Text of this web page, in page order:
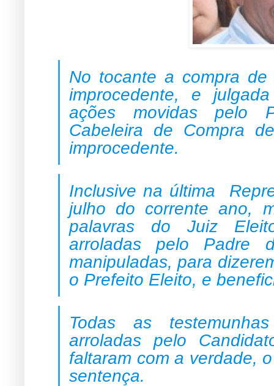
No tocante a compra
improcedente, e
ações movidas pelo
Cabeleira de Compra
improcedente.
Inclusive na última
julho do corrente ano,
palavras do Juiz
arroladas pelo Padre
manipuladas, para
o Prefeito Eleito, e
Todas as
arroladas pelo
faltaram com a verdade,
sentença.